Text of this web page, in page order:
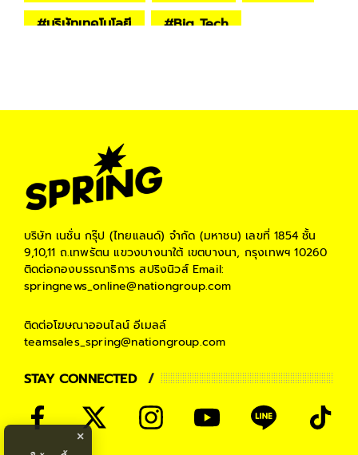
#บริษัทเทคโนโลยี #Big Tech
บริษัท เนชั่น กรุ๊ป (ไทยแลนด์) จำกัด (มหาชน) เลขที่ 1854 ชั้น
9,10,11 ถ.เทพรัตน แขวงบางนาใต้ เขตบางนา, กรุงเทพฯ 10260
ติดต่อกองบรรณาธิการ สปริงนิวส์Email:
springnews_online@nationgroup.com
ติดต่อโฆษณาออนไลน์ อีเมลล์
teamsales_spring@nationgroup.com
STAY CONNECTED
×